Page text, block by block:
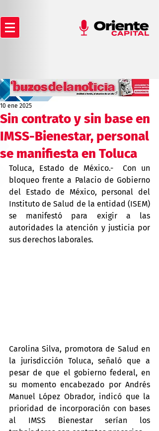
Sin contrato y sin base en
IMSS-Bienestar, personal
se manifiesta en Toluca
10 ene 2025
Toluca, Estado de México.-  Con un
bloqueo frente a Palacio de Gobierno
del Estado de México, personal del
Instituto de Salud de la entidad (ISEM)
se manifestó para exigir a las
autoridades la atención y justicia por
sus derechos laborales.
Carolina Silva, promotora de Salud en
la jurisdicción Toluca, señaló que a
pesar de que el gobierno federal, en
su momento encabezado por Andrés
Manuel López Obrador, indicó que la
prioridad de incorporación con bases
al IMSS Bienestar serían los